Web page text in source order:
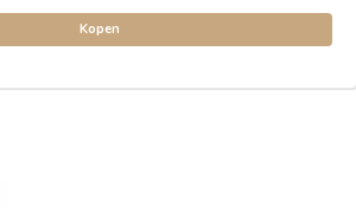
Kopen